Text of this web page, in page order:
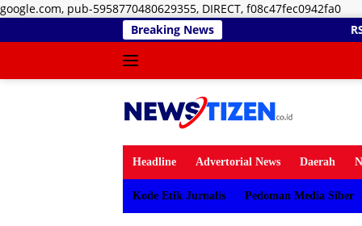
google.com, pub-5958770480629355, DIRECT, f08c47fec0942fa0
ke
Breaking News RSUD dr. Zainal
Headline Advertorial News Daerah
Kode Etik Jurnalis Pedoman Media Siber